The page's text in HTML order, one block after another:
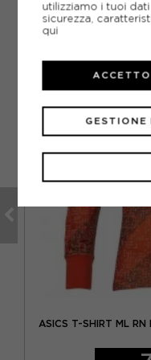
ASICS T-SHIRT ML RN
utilizziamo i tuoi
sicurezza,
qui
GESTIONE